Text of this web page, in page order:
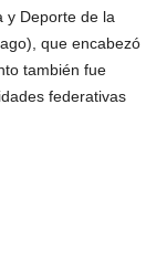
y Deporte de la
que encabezó
también fue
federativas